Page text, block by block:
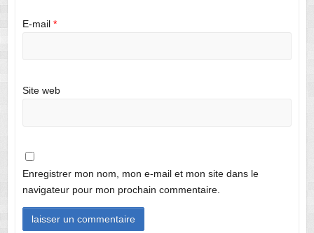
E-mail *
Site web
Enregistrer mon nom, mon e-mail et mon site dans le
navigateur pour mon prochain commentaire.